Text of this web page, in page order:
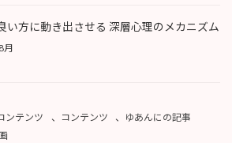
い方に動き出させる 深層心理のメカニズム
月
ンテンツ 、 コンテンツ 、 ゆあんにの記事